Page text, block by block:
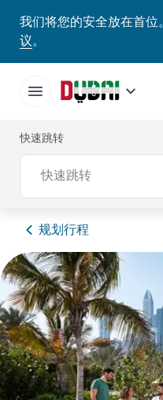
我们将您的安全放在首位。
议。
快速跳转
快速跳转
规划行程